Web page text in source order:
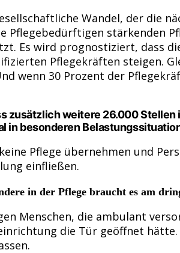
Wandel, der die
Pflegebedürftigen stärkenden
Es wird prognostiziert, dass
Pflegekräften steigen.
wenn 30 Prozent der
zusätzlich weitere 26.000
in besonderen
Pflege übernehmen und
einfließen.
in der Pflege braucht es am
Menschen, die ambulant
die Tür geöffnet